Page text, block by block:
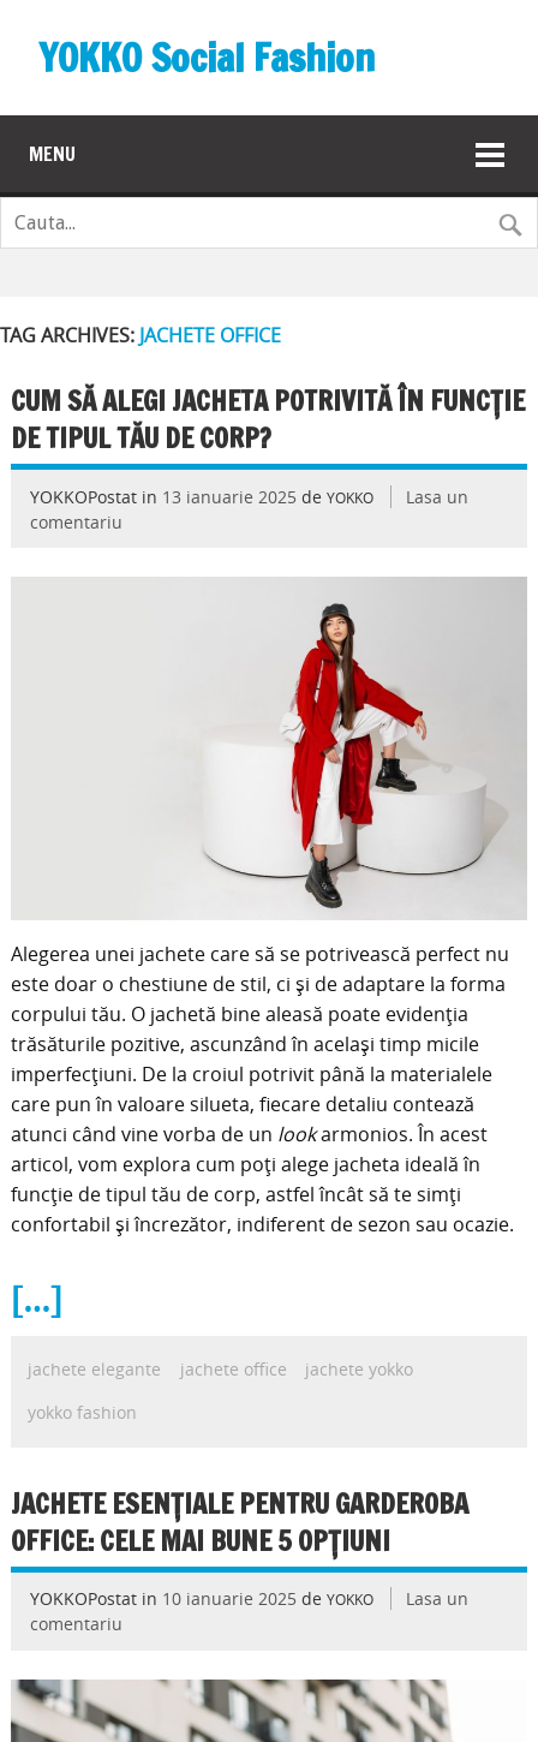
YOKKO Social Fashion
MENU
TAG ARCHIVES: JACHETE OFFICE
CUM SĂ ALEGI JACHETA POTRIVITĂ ÎN FUNCȚIE
DE TIPUL TĂU DE CORP?
YOKKOPostat in 13 ianuarie 2025 de YOKKO
Lasa un
comentariu
Alegerea unei jachete care să se potrivească perfect nu
este doar o chestiune de stil, ci și de adaptare la forma
corpului tău. O jachetă bine aleasă poate evidenția
trăsăturile pozitive, ascunzând în același timp micile
imperfecțiuni. De la croiul potrivit până la materialele
care pun în valoare silueta, fiecare detaliu contează
atunci când vine vorba de un lookarmonios. În acest
articol, vom explora cum poți alege jacheta ideală în
funcție de tipul tău de corp, astfel încât să te simți
confortabil și încrezător, indiferent de sezon sau ocazie.
[…]
jachete elegante jachete office
jachete yokko
yokko fashion
JACHETE ESENȚIALE PENTRU GARDEROBA
OFFICE: CELE MAI BUNE 5 OPȚIUNI
YOKKOPostat in 10 ianuarie 2025 de YOKKO
Lasa un
comentariu